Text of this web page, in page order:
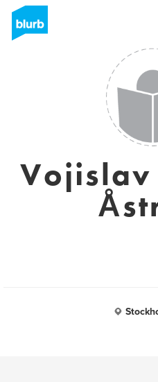
Vojislav